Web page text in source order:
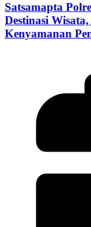
Satsamapta
Destinasi
Kenyamanan